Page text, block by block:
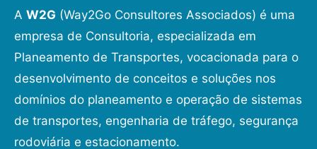
A W2G (Way2Go Consultores Associados) é uma
empresa de Consultoria, especializada em
Planeamento de Transportes, vocacionada para o
desenvolvimento de conceitos e soluções nos
domínios do planeamento e operação de sistemas
de transportes, engenharia de tráfego, segurança
rodoviária e estacionamento.